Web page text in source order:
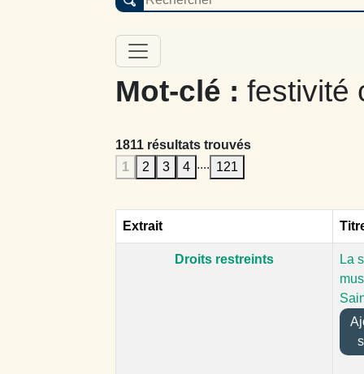
Mot-clé : festivité
1811 résultats trouvés
1
2 3 4 .... 121
Extrait
Droits restreints
La